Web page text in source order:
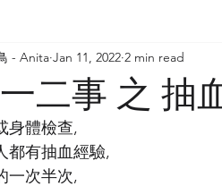
Ca菜鳥之日常
二事 之 抽
- Anita Jan 11, 2022 2 min read
身體檢查,
都有抽血經驗,
一次半次,